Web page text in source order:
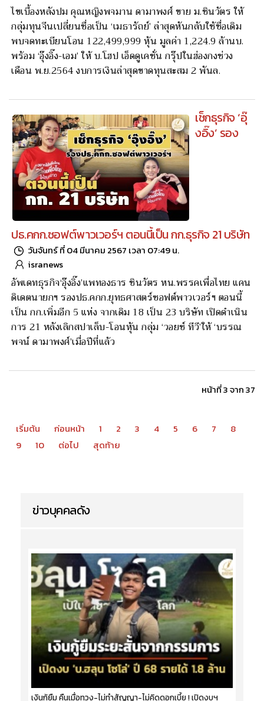
ไขเบื้องหลังปม คุณหญิงพจมาน ดามาพงศ์ ขาย ม.ชินวัตร ให้
กลุ่มทุนจีนเปลี่ยนชื่อเป็น ‘เมธารัถย์’ ล่าสุดหันกลับใช้ชื่อเดิม
พบจดทะเบียนโอน 122,499,999 หุ้น มูลค่า 1,224.9 ล้านบ.
พร้อม ‘อุ๊งอิ๊ง-เอม’ ให้ บ.โฮป เอ็ดดูเคชั่น กรุ๊ปในฮ่องกงช่วง
เดือน พ.ย.2564 งบการเงินล่าสุดขาดทุนสะสม 2 พันล.
เช็กธุรกิจ ‘อุ๊
งอิ๊ง’ รอง
ปธ.คกก.ซอฟต์พาวเวอร์ฯ ตอนนี้เป็น กก.ธุรกิจ 21 บริษัท
วันจันทร์ ที่ 04 มีนาคม 2567 เวลา 07:49 น.
isranews
อัพเดทธุรกิจ‘อุ๊งอิ๊ง’แพทองธาร ชินวัตร หน.พรรคเพื่อไทย แคน
ดิเดตนายกฯ รองปธ.คกก.ยุทธศาสตร์ซอฟต์พาวเวอร์ฯ ตอนนี้
เป็น กก.เพิ่มอีก 5 แห่ง จากเดิม 18 เป็น 23 บริษัท เปิดดำเนิน
การ 21 หลังเลิกสปาเล็บ-โอนหุ้น กลุ่ม ‘วอยซ์ ทีวี’ให้ ‘บรรณ
พจน์ ดามาพงศ์’เมื่อปีที่แล้ว
หน้าที่ 3 จาก 37
เริ่มต้น ก่อนหน้า 1 2 3 4 5 6 7
8
9
10 ต่อไป สุดท้าย
ข่าวบุคคลดัง
เงินกู้ยืม คืนเมื่อทวง-ไม่ทำสัญญา-ไม่คิดดอกเบี้ย ! เปิดงบฯ